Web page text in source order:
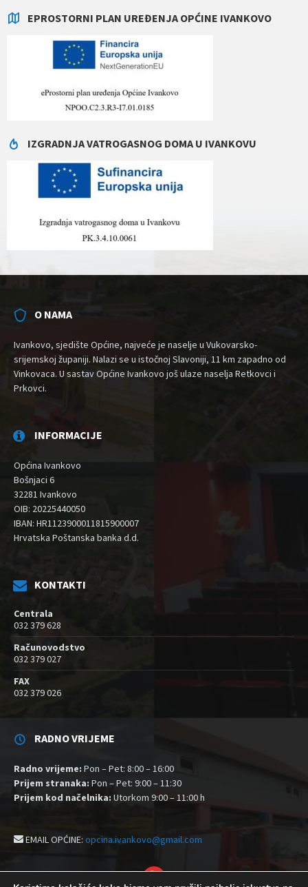
EPROSTORNI PLAN UREĐENJA OPĆINE IVANKOVO
IZGRADNJA VATROGASNOG DOMA U IVANKOVU
O NAMA
Ivankovo, sjedište Općine, najveće je naselje u Vukovarsko-
srijemskoj županiji. Nalazi se u istočnoj Slavoniji, 11 km zapadno od
Vinkovaca. U sastav Općine Ivankovo još ulaze naselja Retkovci i
Prkovci.
INFORMACIJE
Općina Ivankovo
Bošnjaci 6
32281 Ivankovo
OIB: 20225440050
IBAN: HR1123900011815900007
Hrvatska Poštanska banka d.d.
KONTAKTI
Centrala
032 379 628
Računovodstvo
032 379 027
FAX
032 379 026
RADNO VRIJEME
Radno vrijeme: Pon – Pet: 8:00 – 16:00
Prijem stranaka: Pon – Pet: 9:00 – 11:30
Prijem kod načelnika: Utorkom 9:00 – 11:00 h
EMAIL OPĆINE: opcina.ivankovo@gmail.com
YouTube